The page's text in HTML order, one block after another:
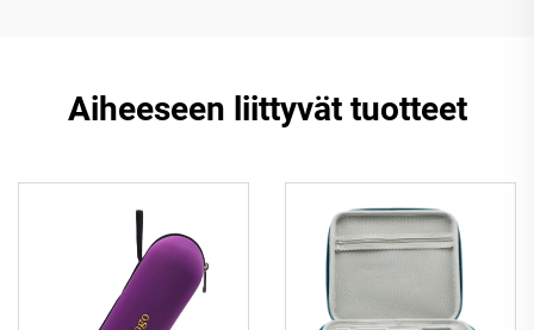
Aiheeseen liittyvät tuotteet